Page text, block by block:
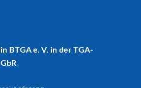
BTGA e. V. in der TGA-